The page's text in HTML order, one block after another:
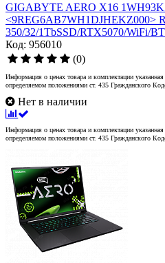
GIGABYTE AERO X16
<9REG6AB7WH1DJHEKZ000>
350/32/1TbSSD/RTX5070/WiFi/
Код: 956010
(0)
Информация о ценах товара и комплектации
определяемом положениями ст. 435 Гражданского
Нет в наличии
Информация о ценах товара и комплектации
определяемом положениями ст. 435 Гражданского